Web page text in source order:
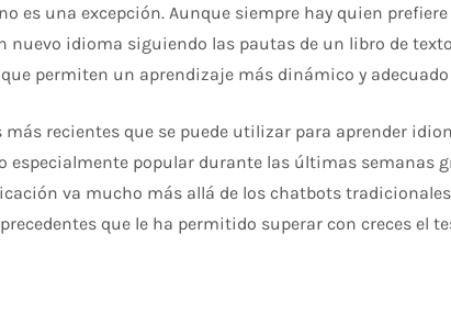
es una excepción. Aunque siempre hay quien
nuevo idioma siguiendo las pautas de un libro de
permiten un aprendizaje más dinámico y
más recientes que se puede utilizar para aprender
especialmente popular durante las últimas semanas
va mucho más allá de los chatbots
que le ha permitido superar con creces el